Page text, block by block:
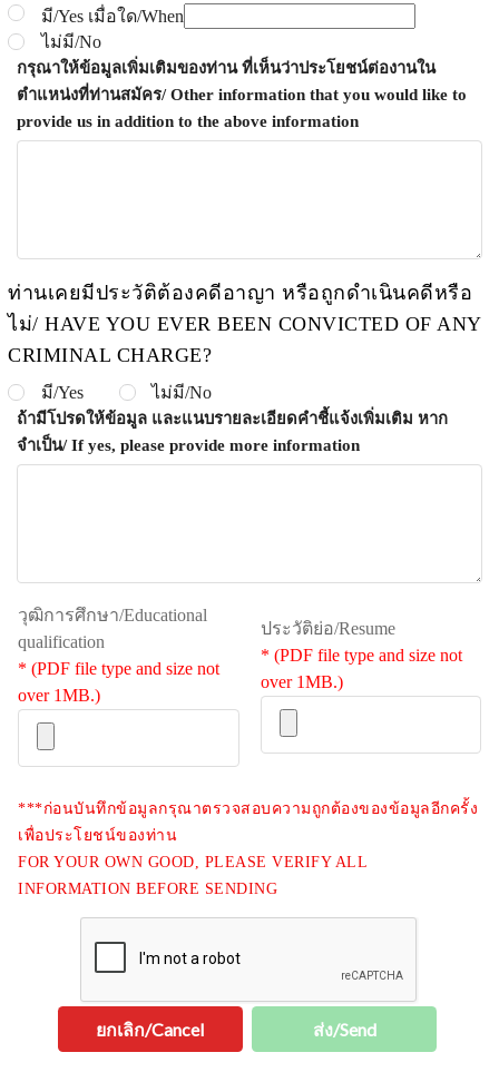
มี/Yes เมื่อใด/When
ไม่มี/No
กรุณาให้ข้อมูลเพิ่มเติมของท่าน ที่เห็นว่าประโยชน์ต่องานใน
ตำแหน่งที่ท่านสมัคร/ Other information that you would like to
provide us in addition to the above information
ท่านเคยมีประวัติต้องคดีอาญา หรือถูกดำเนินคดีหรือ
ไม่/ HAVE YOU EVER BEEN CONVICTED OF ANY
CRIMINAL CHARGE?
มี/Yes ไม่มี/No
ถ้ามีโปรดให้ข้อมูล และแนบรายละเอียดคำชี้แจ้งเพิ่มเติม หาก
จำเป็น/ If yes, please provide more information
วุฒิการศึกษา/Educational
qualification
* (PDF file type and size not
over 1MB.)
ประวัติย่อ/Resume
* (PDF file type and size not
over 1MB.)
***ก่อนบันทึกข้อมูลกรุณาตรวจสอบความถูกต้องของข้อมูลอีกครั้ง
เพื่อประโยชน์ของท่าน
FOR YOUR OWN GOOD, PLEASE VERIFY ALL
INFORMATION BEFORE SENDING
ยกเลิก/Cancel ส่ง/Send